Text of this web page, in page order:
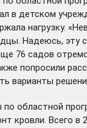
в детском
нагрузку.
Надеюсь, эту
76 садов
попросили
варианты
областной
кровли. Всего